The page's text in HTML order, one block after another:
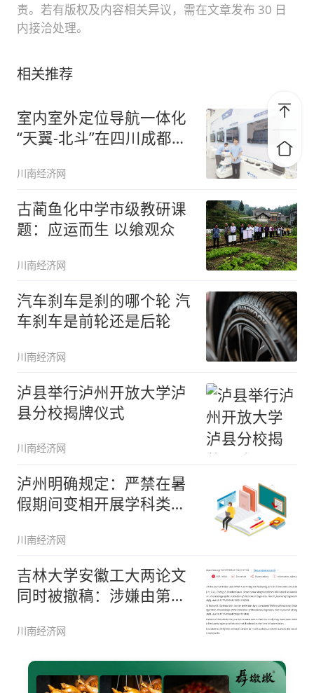
责。若有版权及内容相关异议，需在文章发布 30 日
内接洽处理。
相关推荐
室内室外定位导航一体化
“天翼-北斗”在四川成都试
川南经济网
古蔺鱼化中学市级教研课
题：应运而生 以飨观众
川南经济网
汽车刹车是刹的哪个轮 汽
车刹车是前轮还是后轮
川南经济网
泸县举行泸州开放大学泸
县分校揭牌仪式
川南经济网
泸州明确规定：严禁在暑
假期间变相开展学科类培
川南经济网
吉林大学安徽工大两论文
同时被撤稿：涉嫌由第三
川南经济网